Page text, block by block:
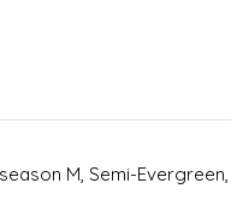
M, Semi-